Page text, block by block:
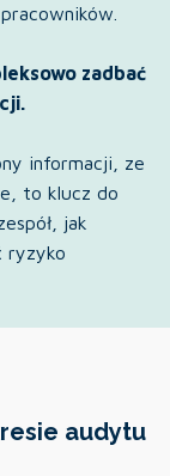
zadbać
informacji, ze
to klucz do
jak
ryzyko
audytu